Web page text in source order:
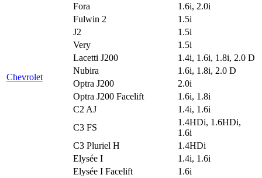
Fora
1.6i, 2.0i
Fulwin 2
1.5i
J2
1.5i
Very
1.5i
Chevrolet
Lacetti J200
1.4i, 1.6i, 1.8i, 2.0 D
Nubira
1.6i, 1.8i, 2.0 D
Optra J200
2.0i
Optra J200 Facelift
1.6i, 1.8i
C2 AJ
1.4i, 1.6i
C3 FS
1.4HDi, 1.6HDi,
1.6i
C3 Pluriel H
1.4HDi
Elysée I
1.4i, 1.6i
Elysée I Facelift
1.6i